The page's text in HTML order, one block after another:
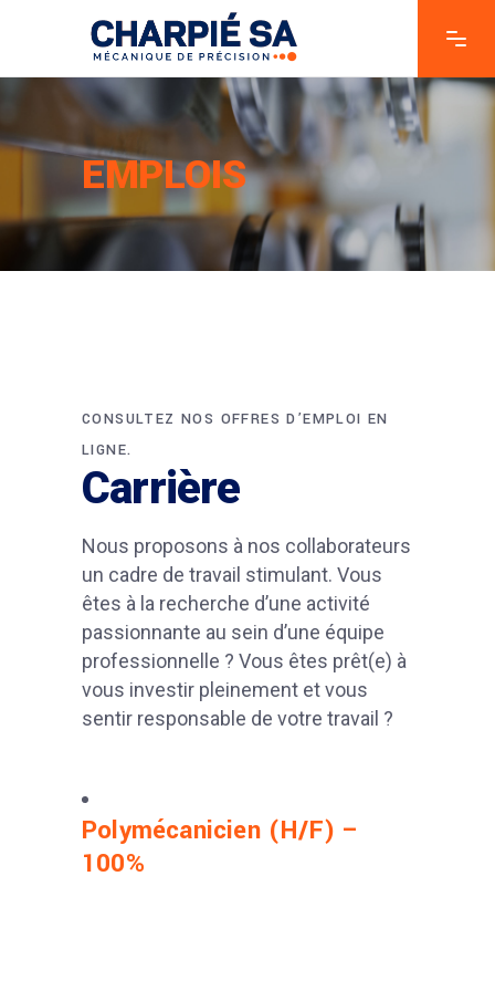
EMPLOIS
CONSULTEZ NOS OFFRES D’EMPLOI EN
LIGNE.
Carrière
Nous proposons à nos collaborateurs
un cadre de travail stimulant. Vous
êtes à la recherche d’une activité
passionnante au sein d’une équipe
professionnelle ? Vous êtes prêt(e) à
vous investir pleinement et vous
sentir responsable de votre travail ?
Polymécanicien (H/F) –
100%